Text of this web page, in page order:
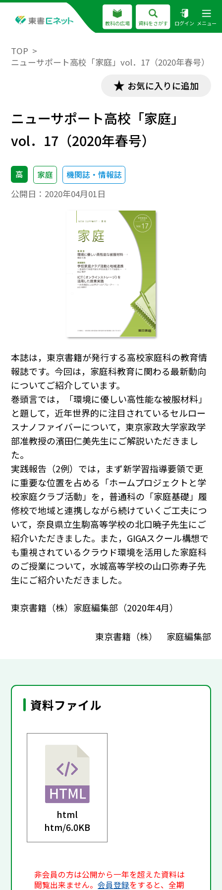
教科の広場 資料をさがす ログイン メニュー
TOP
ニューサポート高校「家庭」vol．17（2020年春号）
お気に入りに追加
ニューサポート高校「家庭」
vol．17（2020年春号）
高 家庭 機関誌・情報誌
公開日： 2020年04月01日
本誌は，東京書籍が発行する高校家庭科の教育情
報誌です。今回は，家庭科教育に関わる最新動向
についてご紹介しています。
巻頭言では，「環境に優しい高性能な被服材料」
と題して，近年世界的に注目されているセルロー
スナノファイバーについて，東京家政大学家政学
部准教授の濱田仁美先生にご解説いただきまし
た。
実践報告（2例）では，まず新学習指導要領で更
に重要な位置を占める「ホームプロジェクトと学
校家庭クラブ活動」を，普通科の「家庭基礎」履
修校で地域と連携しながら続けていくご工夫につ
いて，奈良県立生駒高等学校の北口暁子先生にご
紹介いただきました。また，GIGAスクール構想で
も重視されているクラウド環境を活用した家庭科
のご授業について，水城高等学校の山口弥寿子先
生にご紹介いただきました。
東京書籍（株）家庭編集部（2020年4月）
東京書籍（株） 家庭編集部
資料ファイル
html
htm/6.0KB
非会員の方は公開から一年を超えた資料は
閲覧出来ません。会員登録をすると、全期